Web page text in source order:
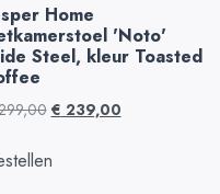
Home
'Noto'
Steel, kleur Toasted
€ 239,00